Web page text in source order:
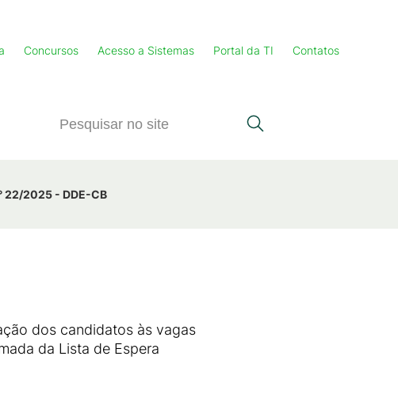
Concursos Acesso a Sistemas Portal da TI Contatos
22/2025 - DDE-CB
dos candidatos às vagas
da Lista de Espera